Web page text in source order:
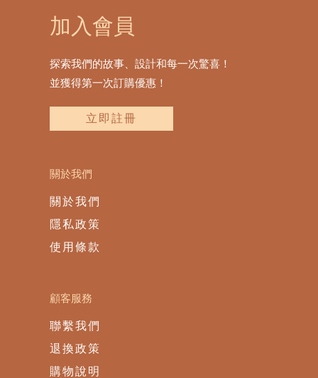
關於我們
關於我們
隱私政策
使用條款
顧客服務
聯繫我們
退換政策
購物說明
加入會員
探索我們的故事、設計和每一次驚喜！
並獲得第一次訂購優惠！
立即註冊